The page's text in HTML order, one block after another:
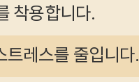
착용합니다.
트레스를 줄입니다.